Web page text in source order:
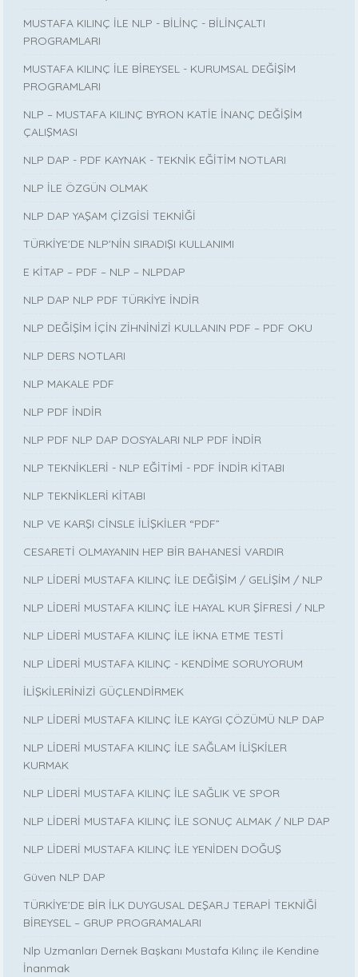
MUSTAFA KILINÇ İLE NLP - BİLİNÇ - BİLİNÇALTI
PROGRAMLARI
MUSTAFA KILINÇ İLE BİREYSEL - KURUMSAL DEĞİŞİM
PROGRAMLARI
NLP – MUSTAFA KILINÇ BYRON KATİE İNANÇ DEĞİŞİM
ÇALIŞMASI
NLP DAP - PDF KAYNAK - TEKNİK EĞİTİM NOTLARI
NLP İLE ÖZGÜN OLMAK
NLP DAP YAŞAM ÇİZGİSİ TEKNİĞİ
TÜRKİYE'DE NLP'NİN SIRADIŞI KULLANIMI
E KİTAP – PDF – NLP – NLPDAP
NLP DAP NLP PDF TÜRKİYE İNDİR
NLP DEĞİŞİM İÇİN ZİHNİNİZİ KULLANIN PDF – PDF OKU
NLP DERS NOTLARI
NLP MAKALE PDF
NLP PDF İNDİR
NLP PDF NLP DAP DOSYALARI NLP PDF İNDİR
NLP TEKNİKLERİ - NLP EĞİTİMİ - PDF İNDİR KİTABI
NLP TEKNİKLERİ KİTABI
NLP VE KARŞI CİNSLE İLİŞKİLER “PDF”
CESARETİ OLMAYANIN HEP BİR BAHANESİ VARDIR
NLP LİDERİ MUSTAFA KILINÇ İLE DEĞİŞİM / GELİŞİM / NLP
NLP LİDERİ MUSTAFA KILINÇ İLE HAYAL KUR ŞİFRESİ / NLP
NLP LİDERİ MUSTAFA KILINÇ İLE İKNA ETME TESTİ
NLP LİDERİ MUSTAFA KILINÇ - KENDİME SORUYORUM
İLİŞKİLERİNİZİ GÜÇLENDİRMEK
NLP LİDERİ MUSTAFA KILINÇ İLE KAYGI ÇÖZÜMÜ NLP DAP
NLP LİDERİ MUSTAFA KILINÇ İLE SAĞLAM İLİŞKİLER
KURMAK
NLP LİDERİ MUSTAFA KILINÇ İLE SAĞLIK VE SPOR
NLP LİDERİ MUSTAFA KILINÇ İLE SONUÇ ALMAK / NLP DAP
NLP LİDERİ MUSTAFA KILINÇ İLE YENİDEN DOĞUŞ
Güven NLP DAP
TÜRKİYE’DE BİR İLK DUYGUSAL DEŞARJ TERAPİ TEKNİĞİ
BİREYSEL – GRUP PROGRAMALARI
Nlp Uzmanları Dernek Başkanı Mustafa Kılınç ile Kendine
İnanmak